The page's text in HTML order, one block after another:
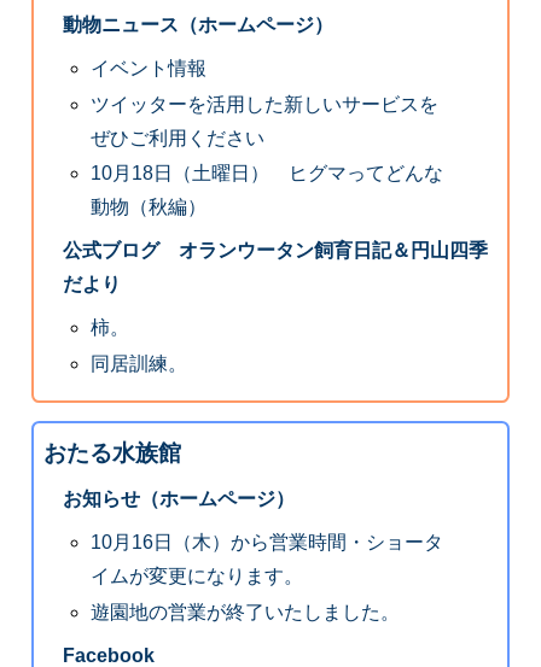
動物ニュース（ホームページ）
イベント情報
ツイッターを活用した新しいサービスを
ぜひご利用ください
10月18日（土曜日） ヒグマってどんな
動物（秋編）
公式ブログ オランウータン飼育日記＆円山四季
だより
柿。
同居訓練。
おたる水族館
お知らせ（ホームページ）
10月16日（木）から営業時間・ショータ
イムが変更になります。
遊園地の営業が終了いたしました。
Facebook